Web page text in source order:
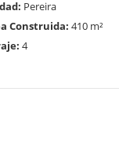
Pereira
Construida: 410 m²
4